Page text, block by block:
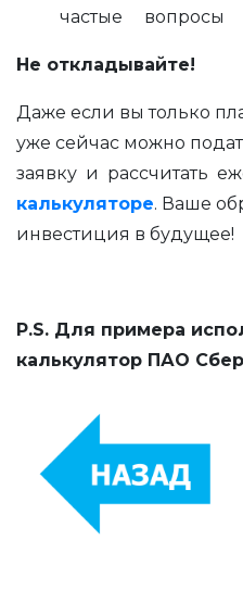
частые вопросы
Не откладывайте!
Даже если вы только
уже сейчас можно
заявку и рассчитать
калькуляторе. Ваше
инвестиция в будущее!
P.S. Для примера
калькулятор ПАО